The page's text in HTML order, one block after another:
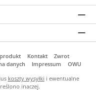
Kontakt
Zwrot
danych Impressum
OWU
koszty wysyłki i ewentualne
inaczej.